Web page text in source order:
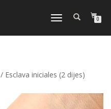
CAMBIAR
0
/ Esclava iniciales (2 dijes)